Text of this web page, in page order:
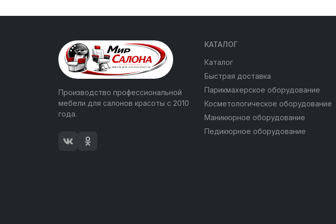
Производство профессиональной
мебели для салонов красоты с 2010
года.
КАТАЛОГ
Каталог
Быстрая доставка
Парикмахерское оборудование
Косметологическое оборудование
Маникюрное оборудование
Педикюрное оборудование